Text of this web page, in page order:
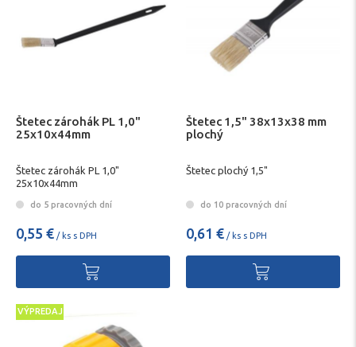
Štetec zárohák PL 1,0"
25x10x44mm
Štetec zárohák PL 1,0"
25x10x44mm
do 5 pracovných dní
0,55 € / ks s DPH
Štetec 1,5" 38x13x38 mm
plochý
Štetec plochý 1,5"
do 10 pracovných dní
0,61 € / ks s DPH
VÝPREDAJ